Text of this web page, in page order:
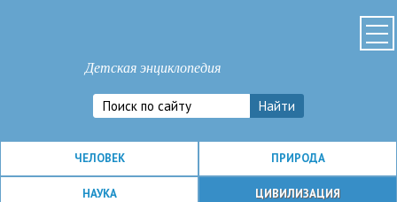
Детская энциклопедия
ЧЕЛОВЕК ПРИРОДА
НАУКА ЦИВИЛИЗАЦИЯ